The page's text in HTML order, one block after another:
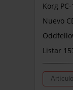
Korg
Nuevo
Listar